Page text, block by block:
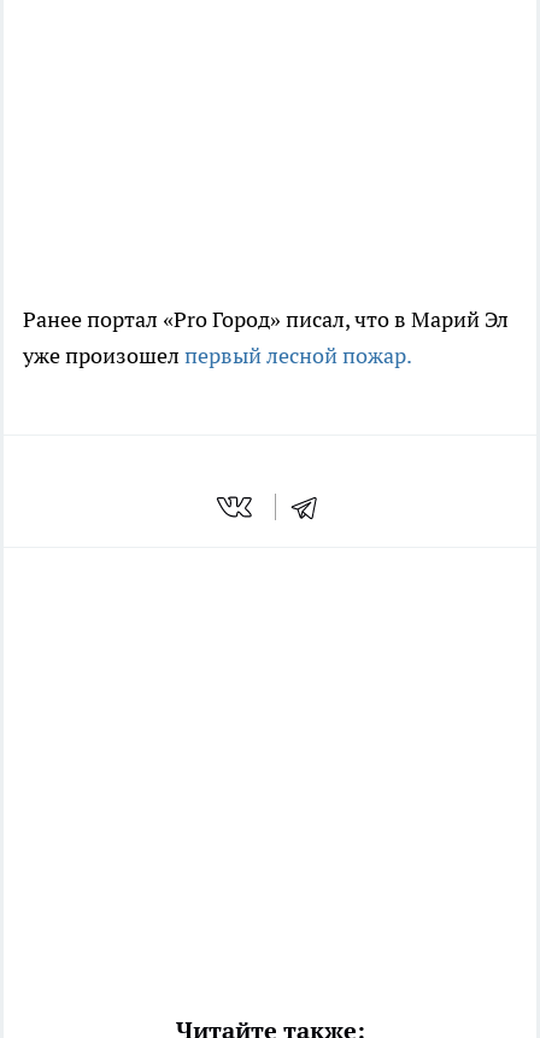
Ранее портал «Pro Город» писал, что в Марий Эл
уже произошел первый лесной пожар.
Читайте также: